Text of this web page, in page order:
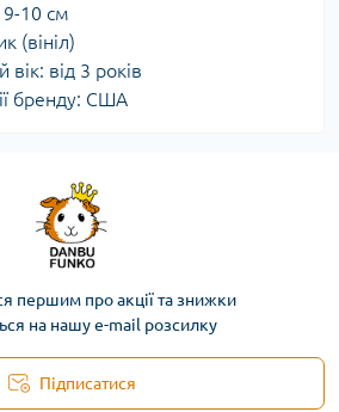
9-10 см
(вініл)
від 3 років
бренду: США
першим про акції та знижки
на нашу e-mail розсилку
Підписатися